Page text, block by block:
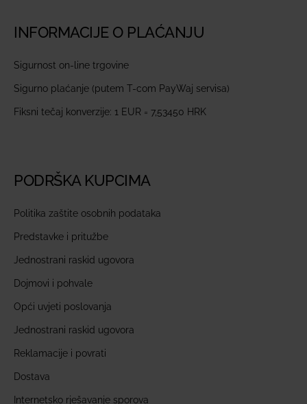
INFORMACIJE O PLAĆANJU
Sigurnost on-line trgovine
Sigurno plaćanje (putem T-com PayWaj servisa)
Fiksni tečaj konverzije: 1 EUR = 7,53450 HRK
PODRŠKA KUPCIMA
Politika zaštite osobnih podataka
Predstavke i pritužbe
Jednostrani raskid ugovora
Dojmovi i pohvale
Opći uvjeti poslovanja
Jednostrani raskid ugovora
Reklamacije i povrati
Dostava
Internetsko rješavanje sporova